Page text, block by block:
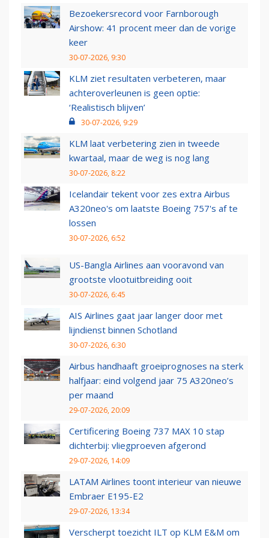
Bezoekersrecord voor Farnborough
Airshow: 41 procent meer dan de vorige
keer
30-07-2026, 9:30
KLM ziet resultaten verbeteren, maar
achteroverleunen is geen optie:
‘Realistisch blijven’
30-07-2026, 9:29
KLM laat verbetering zien in tweede
kwartaal, maar de weg is nog lang
30-07-2026, 8:22
Icelandair tekent voor zes extra Airbus
A320neo's om laatste Boeing 757's af te
lossen
30-07-2026, 6:52
US-Bangla Airlines aan vooravond van
grootste vlootuitbreiding ooit
30-07-2026, 6:45
AIS Airlines gaat jaar langer door met
lijndienst binnen Schotland
30-07-2026, 6:30
Airbus handhaaft groeiprognoses na sterk
halfjaar: eind volgend jaar 75 A320neo’s
per maand
29-07-2026, 20:09
Certificering Boeing 737 MAX 10 stap
dichterbij: vliegproeven afgerond
29-07-2026, 14:09
LATAM Airlines toont interieur van nieuwe
Embraer E195-E2
29-07-2026, 13:34
Verscherpt toezicht ILT op KLM E&M om